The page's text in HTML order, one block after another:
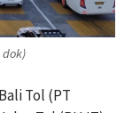
dok)
Tol (PT